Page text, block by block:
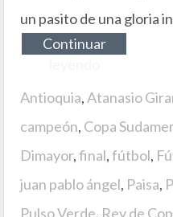
un pasito de una gloria
Continuar
Antioquia,Atanasio
campeón, Copa
Dimayor,final,fútbol,
juan pablo ángel, Paisa,
Pulso Verde, Rey de